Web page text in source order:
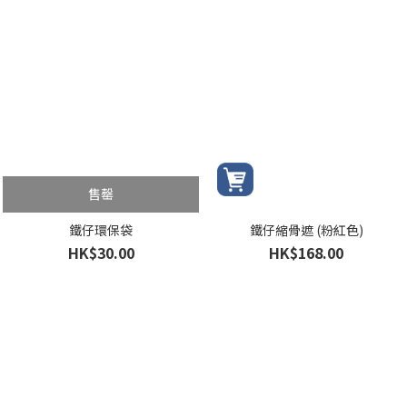
售罄
鐵仔環保袋
HK$30.00
鐵仔縮骨遮 (粉紅色)
HK$168.00